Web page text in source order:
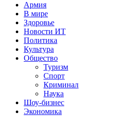
Армия
В мире
Здоровье
Новости ИТ
Политика
Культура
Общество
Туризм
Спорт
Криминал
Наука
Шоу-бизнес
Экономика